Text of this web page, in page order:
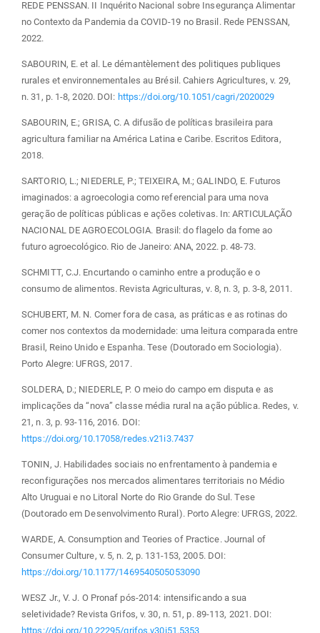
REDE PENSSAN. II Inquérito Nacional sobre Insegurança Alimentar
no Contexto da Pandemia da COVID-19 no Brasil. Rede PENSSAN,
2022.
SABOURIN, E. et al. Le démantèlement des politiques publiques
rurales et environnementales au Brésil. Cahiers Agricultures, v. 29,
n. 31, p. 1-8, 2020. DOI: https://doi.org/10.1051/cagri/2020029
SABOURIN, E.; GRISA, C. A difusão de políticas brasileira para
agricultura familiar na América Latina e Caribe. Escritos Editora,
2018.
SARTORIO, L.; NIEDERLE, P.; TEIXEIRA, M.; GALINDO, E. Futuros
imaginados: a agroecologia como referencial para uma nova
geração de políticas públicas e ações coletivas. In: ARTICULAÇÃO
NACIONAL DE AGROECOLOGIA. Brasil: do flagelo da fome ao
futuro agroecológico. Rio de Janeiro: ANA, 2022. p. 48-73.
SCHMITT, C.J. Encurtando o caminho entre a produção e o
consumo de alimentos. Revista Agriculturas, v. 8, n. 3, p. 3-8, 2011.
SCHUBERT, M. N. Comer fora de casa, as práticas e as rotinas do
comer nos contextos da modernidade: uma leitura comparada entre
Brasil, Reino Unido e Espanha. Tese (Doutorado em Sociologia).
Porto Alegre: UFRGS, 2017.
SOLDERA, D.; NIEDERLE, P. O meio do campo em disputa e as
implicações da “nova” classe média rural na ação pública. Redes, v.
21, n. 3, p. 93-116, 2016. DOI:
https://doi.org/10.17058/redes.v21i3.7437
TONIN, J. Habilidades sociais no enfrentamento à pandemia e
reconfigurações nos mercados alimentares territoriais no Médio
Alto Uruguai e no Litoral Norte do Rio Grande do Sul. Tese
(Doutorado em Desenvolvimento Rural). Porto Alegre: UFRGS, 2022.
WARDE, A. Consumption and Teories of Practice. Journal of
Consumer Culture, v. 5, n. 2, p. 131-153, 2005. DOI:
https://doi.org/10.1177/1469540505053090
WESZ Jr., V. J. O Pronaf pós-2014: intensificando a sua
seletividade? Revista Grifos, v. 30, n. 51, p. 89-113, 2021. DOI:
https://doi.org/10.22295/grifos.v30i51.5353